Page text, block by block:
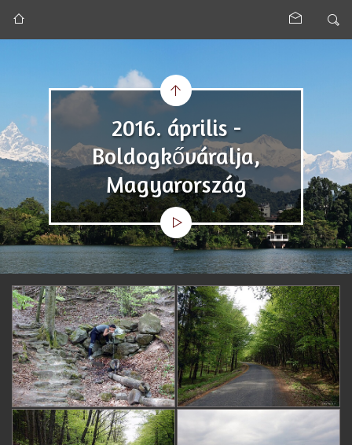
2016. április -
Boldogkőváralja,
Magyarország